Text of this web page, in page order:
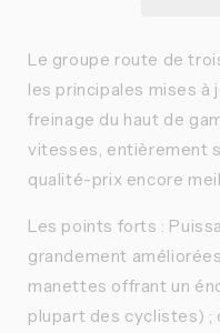
2x
(Sans
Powermeter)
2x
Le groupe route de
les principales mises à
freinage du haut de
vitesses, entièrement
qualité-prix encore
Les points forts :
grandement
manettes offrant un
plupart des cyclistes) ;